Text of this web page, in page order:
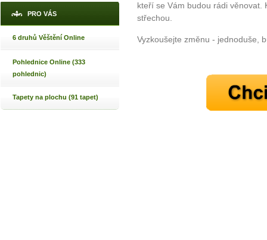
PRO VÁS
6 druhů Věštění Online
Pohlednice Online (333
pohlednic)
Tapety na plochu (91 tapet)
kteří se Vám budou rádi věnovat.
střechou.
Vyzkoušejte změnu - jednoduše,